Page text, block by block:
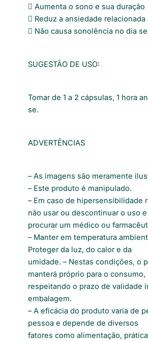
 Aumenta o sono e sua duração
 Reduz a ansiedade relacionada
 Não causa sonolência no dia
SUGESTÃO DE USO:
Tomar de 1 a 2 cápsulas, 1 hora
se.
ADVERTÊNCIAS
– As imagens são meramente
– Este produto é manipulado.
– Em caso de hipersensibilidade
não usar ou descontinuar o uso e
procurar um médico ou
– Manter em temperatura
Proteger da luz, do calor e da
umidade. – Nestas condições, o
manterá próprio para o consumo,
respeitando o prazo de validade
embalagem.
– A eficácia do produto varia de
pessoa e depende de diversos
fatores como alimentação,